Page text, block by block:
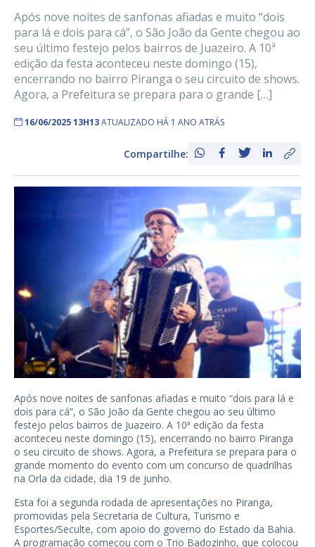
Após nove noites de sanfonas afiadas e muito “dois
para lá e dois para cá”, o São João da Gente chegou ao
seu último festejo pelos bairros de Juazeiro. A 10ª
edição da festa aconteceu neste domingo (15),
encerrando no bairro Piranga o seu circuito de shows.
Agora, a Prefeitura se prepara para o grande […]
16/06/2025 13H13ATUALIZADO HÁ 1 ANO ATRÁS
Compartilhe:
Após nove noites de sanfonas afiadas e muito “dois para lá e
dois para cá”, o São João da Gente chegou ao seu último
festejo pelos bairros de Juazeiro. A 10ª edição da festa
aconteceu neste domingo (15), encerrando no bairro Piranga
o seu circuito de shows. Agora, a Prefeitura se prepara para o
grande momento do evento com um concurso de quadrilhas
na Orla da cidade, dia 19 de junho.
Esta foi a segunda rodada de apresentações no Piranga,
promovidas pela Secretaria de Cultura, Turismo e
Esportes/Seculte, com apoio do governo do Estado da Bahia.
A programação começou com o Trio Badozinho, que colocou